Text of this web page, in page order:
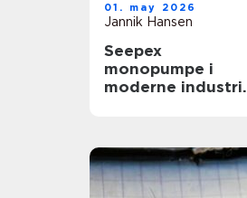
01. may 2026
Jannik Hansen
Seepex
monopumpe i
moderne industri: